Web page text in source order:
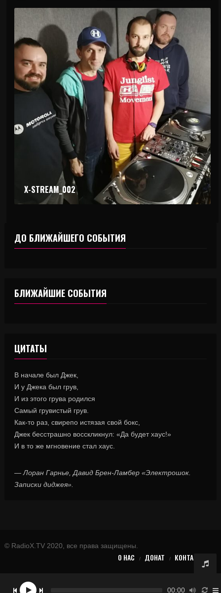
X-STREAM_002
ДО БЛИЖАЙШЕГО СОБЫТИЯ
БЛИЖАЙШИЕ СОБЫТИЯ
ЦИТАТЫ
В начале был Джек,
И у Джека был грув,
И из этого грува родился
Самый грувистый грув.
Как-то раз, свирепо истязая свой бокс,
Джек бесстрашно восскликнул: «Да будет хаус!»
И в то же мгновение стал хаус.
— Лоран Гарнье, Давид Брен-Ламбер «Электрошок.
Записки диджея».
© RadioX.TV 2020, все права защищены.
О НАС ДОНАТ КОНТАКТЫ
00:00